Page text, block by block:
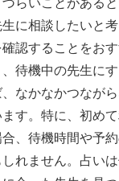
らいことがあると
に相談したいと
認することをお
待機中の先生に
なかなかつなが
す。特に、初め
、待機時間や予
れません。占い